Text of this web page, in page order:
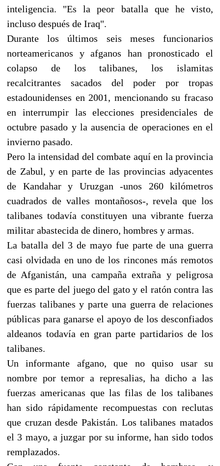
inteligencia. "Es la peor batalla que he visto,
incluso después de Iraq".
Durante los últimos seis meses funcionarios
norteamericanos y afganos han pronosticado el
colapso de los talibanes, los islamitas
recalcitrantes sacados del poder por tropas
estadounidenses en 2001, mencionando su fracaso
en interrumpir las elecciones presidenciales de
octubre pasado y la ausencia de operaciones en el
invierno pasado.
Pero la intensidad del combate aquí en la provincia
de Zabul, y en parte de las provincias adyacentes
de Kandahar y Uruzgan -unos 260 kilómetros
cuadrados de valles montañosos-, revela que los
talibanes todavía constituyen una vibrante fuerza
militar abastecida de dinero, hombres y armas.
La batalla del 3 de mayo fue parte de una guerra
casi olvidada en uno de los rincones más remotos
de Afganistán, una campaña extraña y peligrosa
que es parte del juego del gato y el ratón contra las
fuerzas talibanes y parte una guerra de relaciones
públicas para ganarse el apoyo de los desconfiados
aldeanos todavía en gran parte partidarios de los
talibanes.
Un informante afgano, que no quiso usar su
nombre por temor a represalias, ha dicho a las
fuerzas americanas que las filas de los talibanes
han sido rápidamente recompuestas con reclutas
que cruzan desde Pakistán. Los talibanes matados
el 3 mayo, a juzgar por su informe, han sido todos
remplazados.